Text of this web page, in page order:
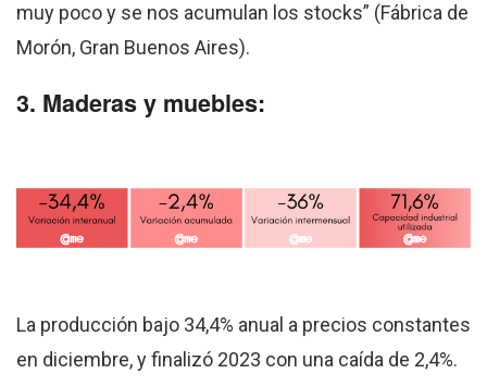
muy poco y se nos acumulan los stocks” (Fábrica de
Morón, Gran Buenos Aires).
3. Maderas y muebles:
La producción bajo 34,4% anual a precios constantes
en diciembre, y finalizó 2023 con una caída de 2,4%.